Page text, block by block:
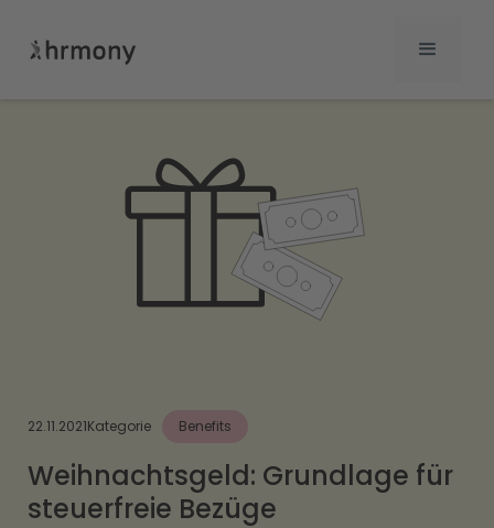
22.11.2021Kategorie Benefits
Weihnachtsgeld: Grundlage für
steuerfreie Bezüge